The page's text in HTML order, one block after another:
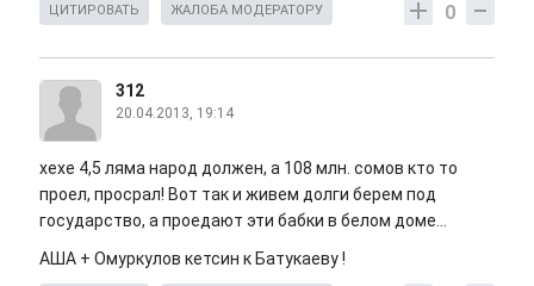
0
ЦИТИРОВАТЬ ЖАЛОБА МОДЕРАТОРУ
312
20.04.2013, 19:14
хехе 4,5 ляма народ должен, а 108 млн. сомов кто то
проел, просрал! Вот так и живем долги берем под
государство, а проедают эти бабки в белом доме...
АША + Омуркулов кетсин к Батукаеву !